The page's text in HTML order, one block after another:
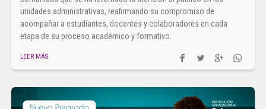
unidades administrativas, reafirmando su compromiso de
acompañar a estudiantes, docentes y colaboradores en cada
etapa de su proceso académico y formativo.
LEER MÁS